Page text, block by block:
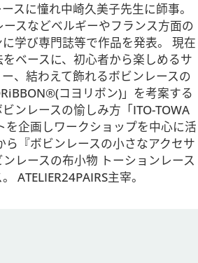
スに憧れ中崎久美子先生に師事。
スなどベルギーやフランス方面の
学び専門誌等で作品を発表。 現在
ベースに、初心者から楽しめるサ
、結わえて飾れるボビンレースの
コヨリボン)」を考案する
ンレースの愉しみ方「ITO-TOWA
企画しワークショップを中心に活
ら『ボビンレースの小さなアクセサ
レースの布小物 トーションレース
ATELIER24PAIRS主宰。